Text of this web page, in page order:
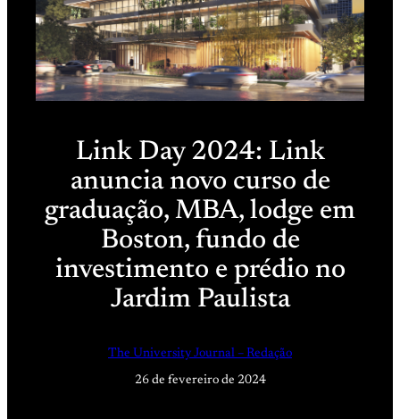
Link Day 2024: Link
anuncia novo curso de
graduação, MBA, lodge em
Boston, fundo de
investimento e prédio no
Jardim Paulista
The University Journal – Redação
26 de fevereiro de 2024